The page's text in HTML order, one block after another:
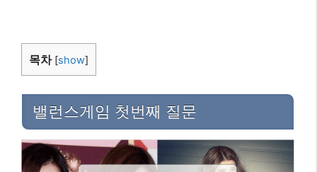
목차 [show]
밸런스게임 첫번째 질문